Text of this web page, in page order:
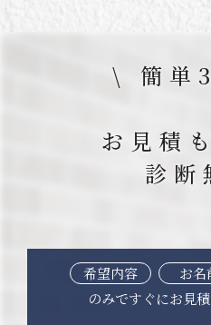
\ 簡単
お見積
診断
希望内容 お名
のみですぐにお見